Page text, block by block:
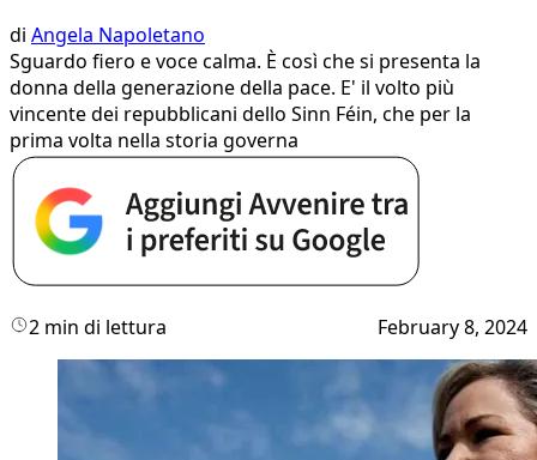
di Angela Napoletano
Sguardo fiero e voce calma. È così che si presenta la
donna della generazione della pace. E' il volto più
vincente dei repubblicani dello Sinn Féin, che per la
prima volta nella storia governa
2 min di lettura February 8, 2024